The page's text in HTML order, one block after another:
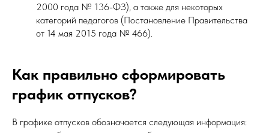
2000 года № 136-ФЗ), а также для некоторых
категорий педагогов (Постановление Правительства
от 14 мая 2015 года № 466).
Как правильно сформировать
график отпусков?
В графике отпусков обозначается следующая информация: